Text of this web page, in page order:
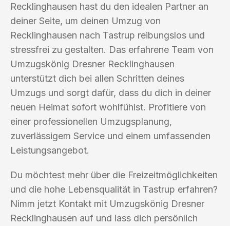
Recklinghausen hast du den idealen Partner an
deiner Seite, um deinen Umzug von
Recklinghausen nach Tastrup reibungslos und
stressfrei zu gestalten. Das erfahrene Team von
Umzugskönig Dresner Recklinghausen
unterstützt dich bei allen Schritten deines
Umzugs und sorgt dafür, dass du dich in deiner
neuen Heimat sofort wohlfühlst. Profitiere von
einer professionellen Umzugsplanung,
zuverlässigem Service und einem umfassenden
Leistungsangebot.
Du möchtest mehr über die Freizeitmöglichkeiten
und die hohe Lebensqualität in Tastrup erfahren?
Nimm jetzt Kontakt mit Umzugskönig Dresner
Recklinghausen auf und lass dich persönlich